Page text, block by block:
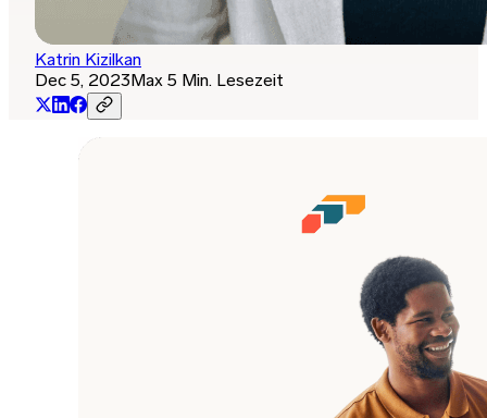
Katrin Kizilkan
Dec 5, 2023Max 5 Min. Lesezeit